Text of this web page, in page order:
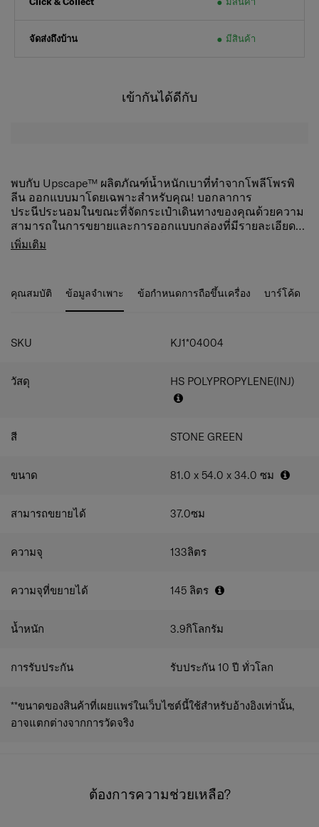
จัดส่งถึงบ้าน มีสินค้า
เข้ากันได้ดีกับ
พบกับ Upscape™ ผลิตภัณฑ์น้ำหนักเบาที่ทำจากโพลีโพรพิ
ลีน ออกแบบมาโดยเฉพาะสำหรับคุณ! บอกลาการ
ประนีประนอมในขณะที่จัดกระเป๋าเดินทางของคุณด้วยความ
สามารถในการขยายและการออกแบบกล่องที่มีรายละเอียดสี
เงิน เพลิดเพลินกับการเดินทางที่ไร้กังวลด้วยคุณสมบัติ
มากมาย เช่น ล้อกันสะเทือน ที่จับท่อคู่ และตัวล็อค TSA®* ใน
จากขวดพลาสติก PET รีไซเคิลนั้นมีความพิเศษเพียงเล็กน้อย
เท่านั้น การตกแต่งภายในที่ใช้งานได้จริงประกอบด้วยตัวแบ่ง
คุณสมบัติสินค้า
เส้นซิปแบบกลับด้าน
สามารถขยายขนาดเพื่อเพิ่มความจุได้
สายรัดกระเป๋าในช่องด้านล่าง
เพิ่มเติม
คุณสมบัติ ข้อมูลจำเพาะ ข้อกำหนดการถือขึ้นเครื่อง บาร์โค้ด
SKU KJ1*04004
วัสดุ HS POLYPROPYLENE(INJ)
สี STONE GREEN
ขนาด 81.0 x 54.0 x 34.0 ซม
สามารถขยายได้ 37.0ซม
ความจุ 133ลิตร
ความจุที่ขยายได้ 145 ลิตร
น้ำหนัก 3.9กิโลกรัม
การรับประกัน รับประกัน 10 ปี ทั่วโลก
**ขนาดของสินค้าที่เผยแพร่ในเว็บไซต์นี้ใช้สำหรับอ้างอิงเท่านั้น,
อาจแตกต่างจากการวัดจริง
ต้องการความช่วยเหลือ?